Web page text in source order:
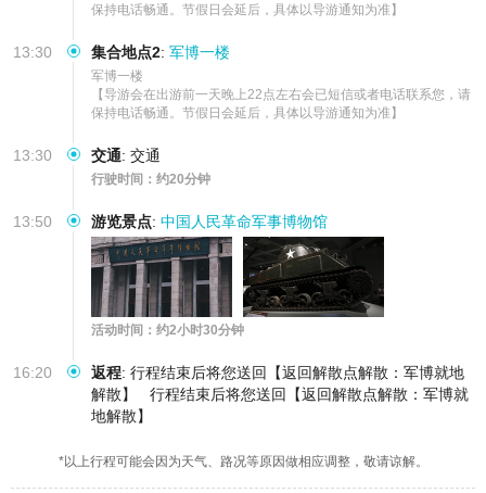
保持电话畅通。节假日会延后，具体以导游通知为准】
13:30 集合地点2: 军博一楼
军博一楼
【导游会在出游前一天晚上22点左右会已短信或者电话联系您，请
保持电话畅通。节假日会延后，具体以导游通知为准】
13:30 交通: 交通
行驶时间：约20分钟
13:50 游览景点: 中国人民革命军事博物馆
活动时间：约2小时30分钟
16:20 返程: 行程结束后将您送回【返回解散点解散：军博就地
解散】
行程结束后将您送回【返回解散点解散：军博就
地解散】
*以上行程可能会因为天气、路况等原因做相应调整，敬请谅解。